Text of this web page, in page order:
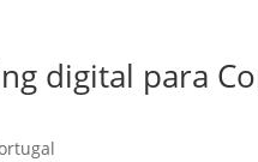
digital para